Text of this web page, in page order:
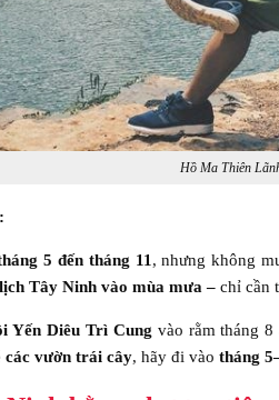
Hồ Ma Thiên
5 đến tháng 11, nhưng không
Tây Ninh vào mùa mưa – chỉ cần
Yến Diêu Trì Cung vào rằm tháng
các vườn trái cây, hãy đi vào tháng